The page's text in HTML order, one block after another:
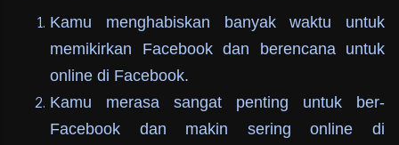
Kamu menghabiskan banyak waktu untuk
memikirkan Facebook dan berencana untuk
online di Facebook.
Kamu merasa sangat penting untuk ber-
Facebook dan makin sering online di